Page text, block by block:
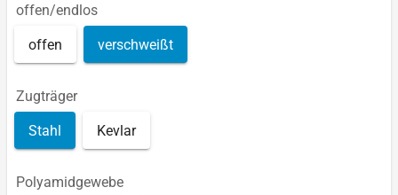
offen/endlos
offen verschweißt
Zugträger
Stahl Kevlar
Polyamidgewebe